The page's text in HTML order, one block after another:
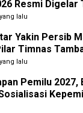
Resmi Digelar
lalu
Yakin Persib
Timnas
lalu
Pemilu 2027,